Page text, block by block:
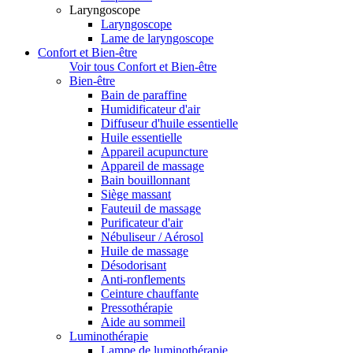
Laryngoscope
Laryngoscope
Lame de laryngoscope
Confort et Bien-être
Voir tous Confort et Bien-être
Bien-être
Bain de paraffine
Humidificateur d'air
Diffuseur d'huile essentielle
Huile essentielle
Appareil acupuncture
Appareil de massage
Bain bouillonnant
Siège massant
Fauteuil de massage
Purificateur d'air
Nébuliseur / Aérosol
Huile de massage
Désodorisant
Anti-ronflements
Ceinture chauffante
Pressothérapie
Aide au sommeil
Luminothérapie
Lampe de luminothérapie